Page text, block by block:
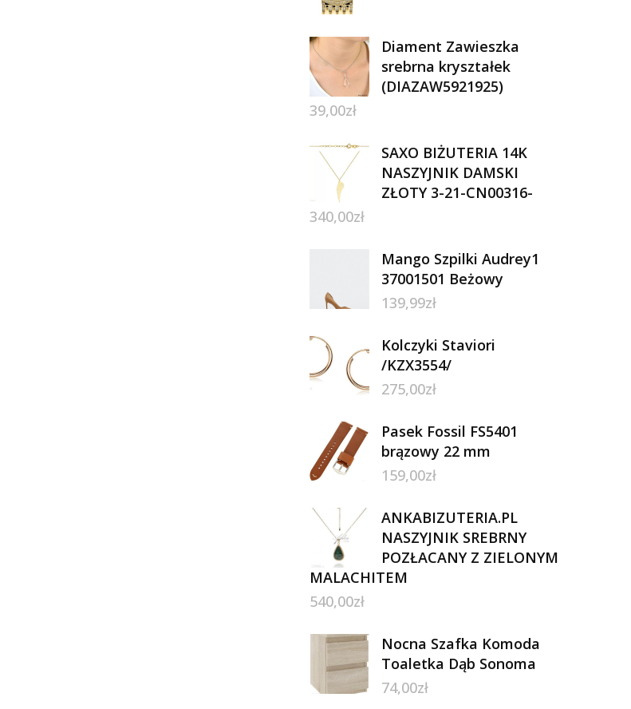
Diament Zawieszka
srebrna kryształek
(DIAZAW5921925)
39,00zł
SAXO BIŻUTERIA 14K
NASZYJNIK DAMSKI
ZŁOTY 3-21-CN00316-
340,00zł
Mango Szpilki Audrey1
37001501 Beżowy
139,99zł
Kolczyki Staviori
/KZX3554/
275,00zł
Pasek Fossil FS5401
brązowy 22 mm
159,00zł
ANKABIZUTERIA.PL
NASZYJNIK SREBRNY
POZŁACANY Z ZIELONYM
MALACHITEM
540,00zł
Nocna Szafka Komoda
Toaletka Dąb Sonoma
74,00zł